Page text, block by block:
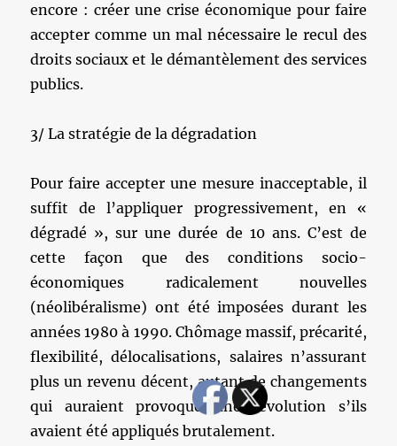
encore : créer une crise économique pour faire
accepter comme un mal nécessaire le recul des
droits sociaux et le démantèlement des services
publics.
3/ La stratégie de la dégradation
Pour faire accepter une mesure inacceptable, il
suffit de l’appliquer progressivement, en «
dégradé », sur une durée de 10 ans. C’est de
cette façon que des conditions socio-
économiques radicalement nouvelles
(néolibéralisme) ont été imposées durant les
années 1980 à 1990. Chômage massif, précarité,
flexibilité, délocalisations, salaires n’assurant
plus un revenu décent, autant de changements
qui auraient provoqué une révolution s’ils
avaient été appliqués brutalement.